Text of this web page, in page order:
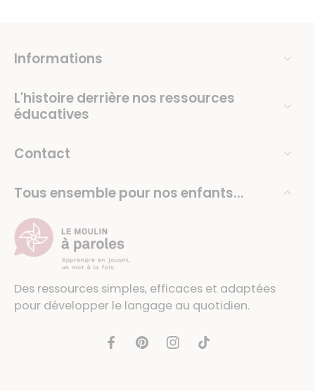
Informations
L'histoire derrière nos ressources
éducatives
Contact
Tous ensemble pour nos enfants...
Des ressources simples, efficaces et adaptées
pour développer le langage au quotidien.